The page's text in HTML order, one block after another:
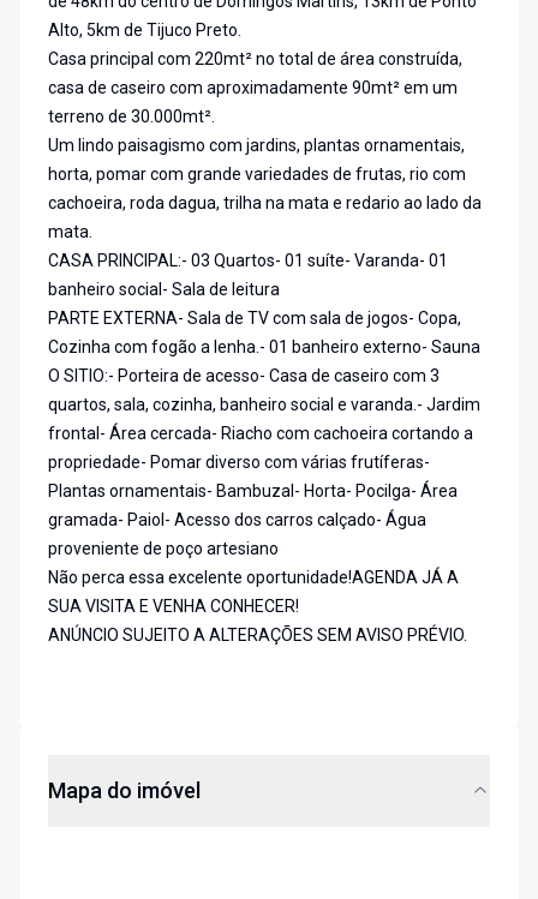
Alto, 5km de Tijuco Preto.
Casa principal com 220mt² no total de área construída,
casa de caseiro com aproximadamente 90mt² em um
terreno de 30.000mt².
Um lindo paisagismo com jardins, plantas ornamentais,
horta, pomar com grande variedades de frutas, rio com
cachoeira, roda dagua, trilha na mata e redario ao lado da
mata.
CASA PRINCIPAL:- 03 Quartos- 01 suíte- Varanda- 01
banheiro social- Sala de leitura
PARTE EXTERNA- Sala de TV com sala de jogos- Copa,
Cozinha com fogão a lenha.- 01 banheiro externo- Sauna
O SITIO:- Porteira de acesso- Casa de caseiro com 3
quartos, sala, cozinha, banheiro social e varanda.- Jardim
frontal- Área cercada- Riacho com cachoeira cortando a
propriedade- Pomar diverso com várias frutíferas-
Plantas ornamentais- Bambuzal- Horta- Pocilga- Área
gramada- Paiol- Acesso dos carros calçado- Água
proveniente de poço artesiano
Não perca essa excelente oportunidade!AGENDA JÁ A
SUA VISITA E VENHA CONHECER!
ANÚNCIO SUJEITO A ALTERAÇÕES SEM AVISO PRÉVIO.
Mapa do imóvel